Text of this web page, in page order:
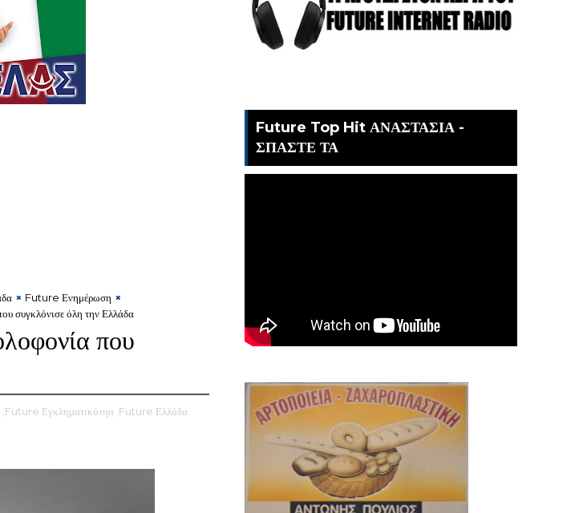
Future Ενημέρωση
συγκλόνισε όλη την Ελλάδα
που
,Future Εγκληματικότηα ,Future Ελλάδα
Future Top Hit ΑΝΑΣΤΑΣΙΑ -
ΣΠΑΣΤΕ ΤΑ